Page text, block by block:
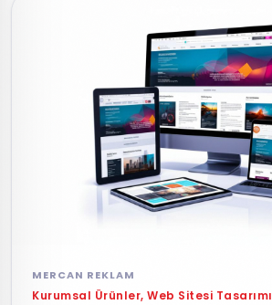
MERCAN REKLAM
Kurumsal Ürünler, Web Sitesi Tasarımı